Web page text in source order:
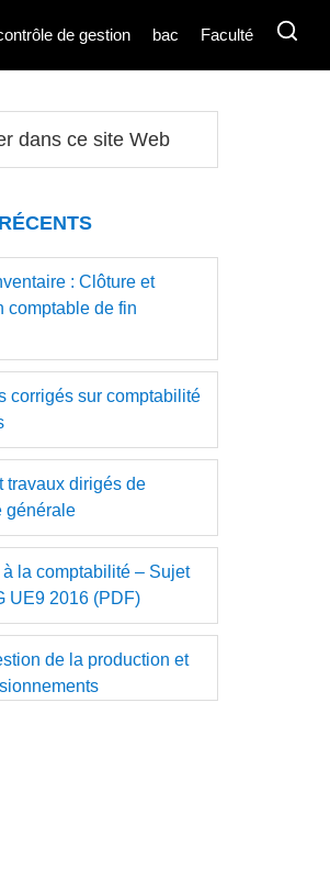
de gestion bac Faculté
: Clôture et
comptable de fin
corrigés sur comptabilité
travaux dirigés de
générale
à la comptabilité – Sujet
UE9 2016 (PDF)
de la production et